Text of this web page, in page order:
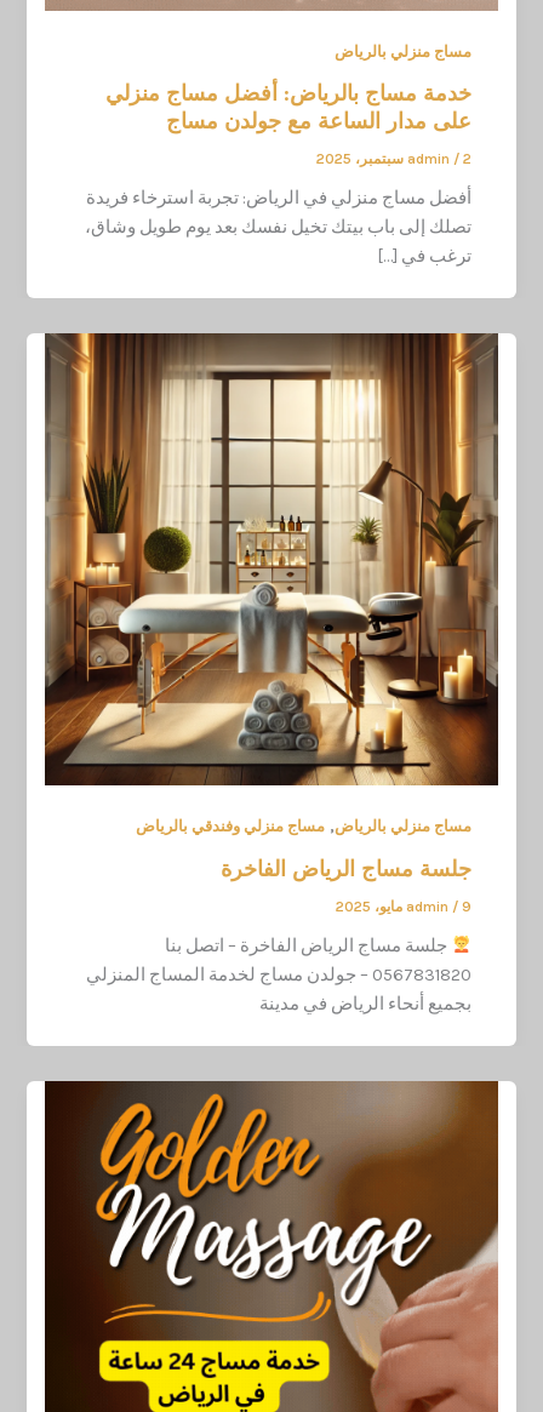
مساج منزلي بالرياض
خدمة مساج بالرياض: أفضل مساج منزلي
على مدار الساعة مع جولدن مساج
admin / 2 سبتمبر، 2025
أفضل مساج منزلي في الرياض: تجربة استرخاء فريدة
تصلك إلى باب بيتك تخيل نفسك بعد يوم طويل وشاق،
ترغب في […]
مساج منزلي بالرياض,مساج منزلي وفندقي بالرياض
جلسة مساج الرياض الفاخرة
admin / 9 مايو، 2025
جلسة مساج الرياض الفاخرة – اتصل بنا
0567831820 – جولدن مساج لخدمة المساج المنزلي
بجميع أنحاء الرياض في مدينة